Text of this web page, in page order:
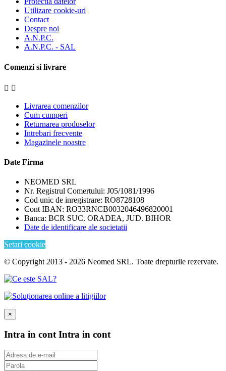
Utilizare cookie-uri
Contact
Despre noi
A.N.P.C.
A.N.P.C. - SAL
Comenzi si livrare
 
Livrarea comenzilor
Cum cumperi
Returnarea produselor
Intrebari frecvente
Magazinele noastre
Date Firma
NEOMED SRL
Nr. Registrul Comertului: J05/1081/1996
Cod unic de inregistrare: RO8728108
Cont IBAN: RO33RNCB0032046496820001
Banca: BCR SUC. ORADEA, JUD. BIHOR
Date de identificare ale societatii
Setari cookie
© Copyright 2013 - 2026 Neomed SRL. Toate drepturile rezervate.
×
Intra in cont Intra in cont